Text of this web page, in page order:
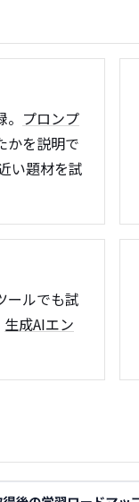
プロンプ
かを説明で
い題材を試
ールでも試
生成AIエン